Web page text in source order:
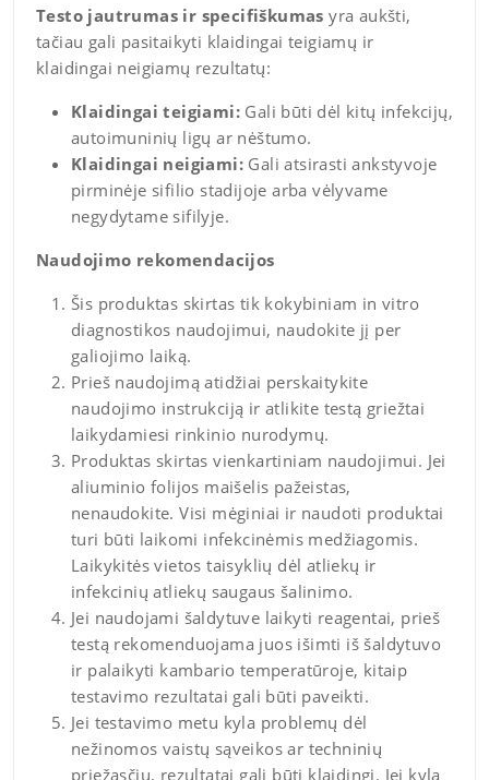
Testo jautrumas ir specifiškumas yra aukšti,
tačiau gali pasitaikyti klaidingai teigiamų ir
klaidingai neigiamų rezultatų:
Klaidingai teigiami: Gali būti dėl kitų infekcijų,
autoimuninių ligų ar nėštumo.
Klaidingai neigiami: Gali atsirasti ankstyvoje
pirminėje sifilio stadijoje arba vėlyvame
negydytame sifilyje.
Naudojimo rekomendacijos
Šis produktas skirtas tik kokybiniam in vitro
diagnostikos naudojimui, naudokite jį per
galiojimo laiką.
Prieš naudojimą atidžiai perskaitykite
naudojimo instrukciją ir atlikite testą griežtai
laikydamiesi rinkinio nurodymų.
Produktas skirtas vienkartiniam naudojimui. Jei
aliuminio folijos maišelis pažeistas,
nenaudokite. Visi mėginiai ir naudoti produktai
turi būti laikomi infekcinėmis medžiagomis.
Laikykitės vietos taisyklių dėl atliekų ir
infekcinių atliekų saugaus šalinimo.
Jei naudojami šaldytuve laikyti reagentai, prieš
testą rekomenduojama juos išimti iš šaldytuvo
ir palaikyti kambario temperatūroje, kitaip
testavimo rezultatai gali būti paveikti.
Jei testavimo metu kyla problemų dėl
nežinomos vaistų sąveikos ar techninių
priežasčių, rezultatai gali būti klaidingi. Jei kyla